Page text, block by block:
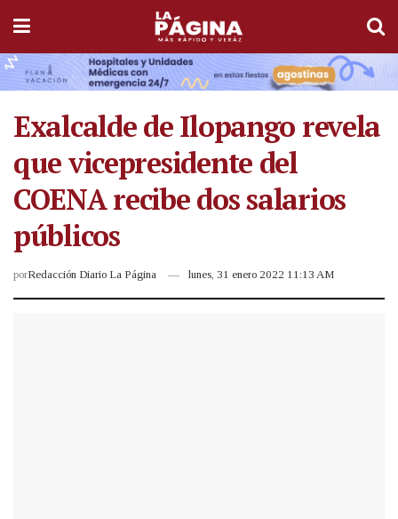
Exalcalde de Ilopango revela
que vicepresidente del
COENA recibe dos salarios
públicos
porRedacción Diario La Página lunes, 31 enero 2022 11:13 AM